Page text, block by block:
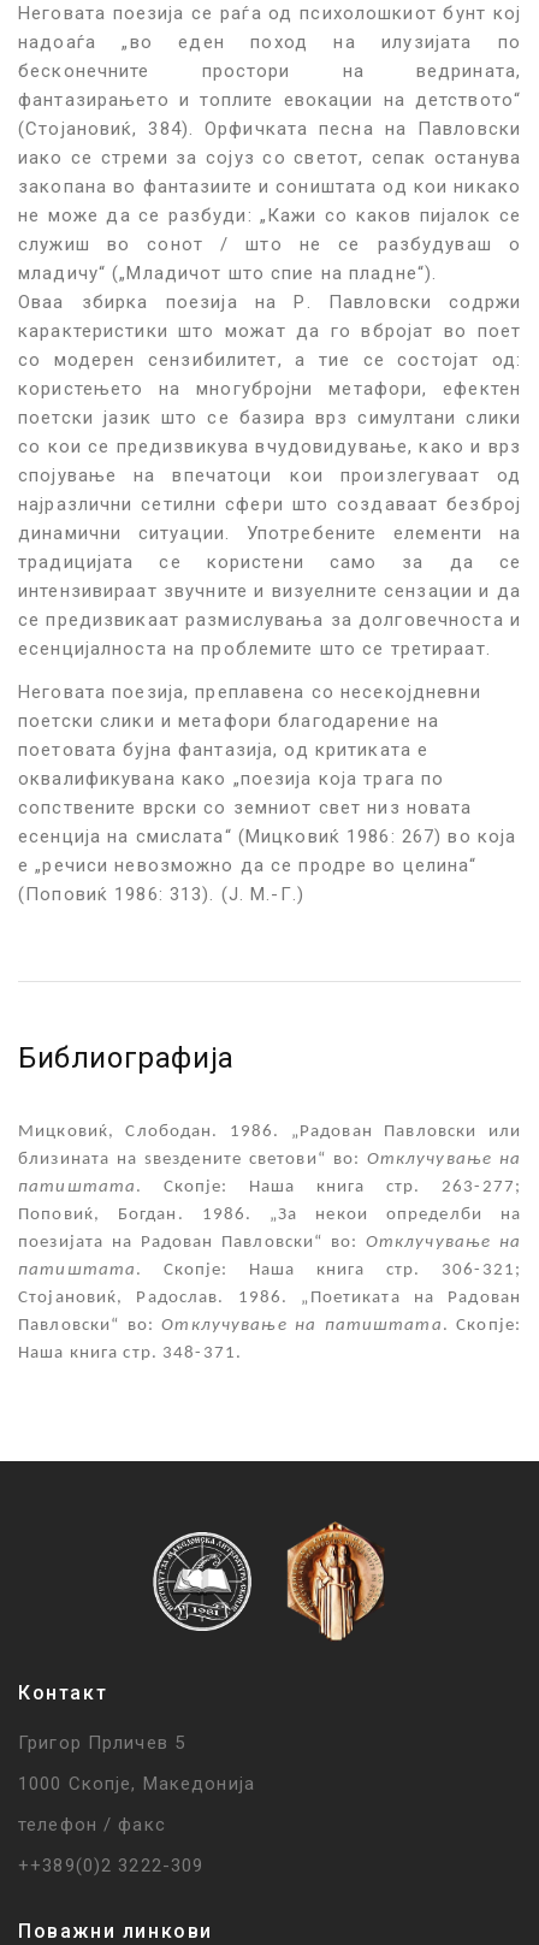
Неговата поезија се раѓа од психолошкиот бунт кој
надоаѓа „во еден поход на илузијата по
бесконечните простори на ведрината,
фантазирањето и топлите евокации на детството“
(Стојановиќ,
384). Орфичката песна на Павловски
иако се стреми за сојуз со светот, сепак останува
закопана во фантазиите и соништата од кои никако
не може да се разбуди: „Кажи со каков пијалок се
служиш во сонот / што не се разбудуваш о
младичу“ („Младичот што спие на пладне“).
Оваа збирка поезија на Р. Павловски содржи
карактеристики што можат да го вбројат во поет
со модерен сензибилитет, а тие
се состојат од:
користењето на многубројни
метафори, ефектен
поетски јазик што се базира врз симултани слики
со кои се предизвикува вчудовидување, како и врз
спојување на впечатоци кои
произлегуваат од
најразлични сетилни сфери што создаваат безброј
динамични ситуации
. Употребените елементи на
традицијата се користени само за да се
интензивираат звучните и визуелните сензации и да
се предизвикаат размислувања за долговечноста и
есенцијалноста на проблемите што се третираат.
Неговата поезија, преплавена со несекојдневни
поетски слики и метафориблагодарение на
поетовата бујна фантазија, од критиката е
оквалификувана како „поезија која трага по
сопствените врски со земниот свет низ новата
есенција на смислата“ (Мицковиќ 1986: 267) во која
е „речиси невозможно да се продре во целина“
(Поповиќ 1986: 313). (Ј. М.-Г.)
Библиографија
Мицковиќ, Слободан. 1986. „Радован Павловски или
близината на ѕвездените светови“ во: Отклучување на
патиштата . Скопје: Наша книга стр. 263-277;
Поповиќ, Богдан. 1986. „За некои определби на
поезијата на Радован Павловски“ во: Отклучување на
патиштата . Скопје: Наша книга стр. 306-321;
Стојановиќ, Радослав. 1986. „Поетиката на Радован
Павловски“ во:Отклучување на патиштата . Скопје:
Наша книга стр. 348-371.
Контакт
Григор Прличев 5
1000 Скопје, Македонија
телефон / факс
++389(0)2 3222-309
Поважни линкови